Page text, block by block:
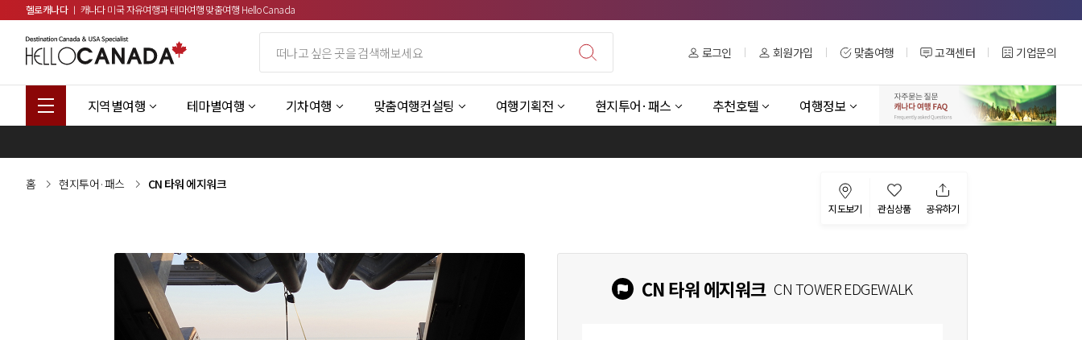
헬로캐나다 ㅣ 캐나다 미국 자유여행과 테마여행 맞춤여행 HelloCanada
로그인 회원가입 맞춤여행 고객센터 기업문의
지역별여행 테마별여행 기차여행 맞춤여행컨설팅 여행기획전 현지투어·패스 추천호텔 여행정보
홈 현지투어·패스 CN 타워 에지워크
지도보기 관심상품 공유하기
CN 타워 에지워크 CN TOWER EDGEWALK